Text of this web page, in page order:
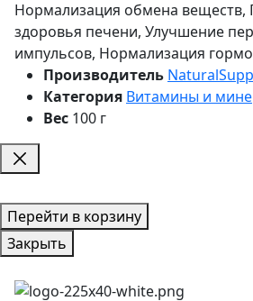
Нормализация обмена веществ,
здоровья печени, Улучшение
импульсов, Нормализация
Производитель NaturalSupp
Категория Витамины и
Вес 100 г
Перейти в корзину
Закрыть